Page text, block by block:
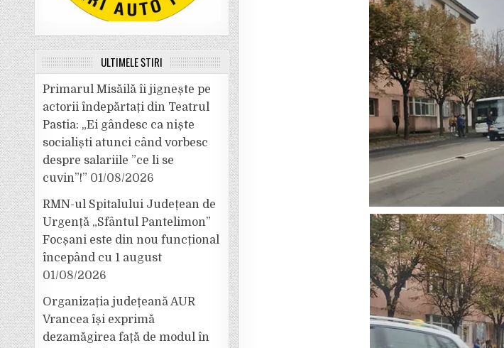
ULTIMELE ȘTIRI
Primarul Misăilă îi jignește pe
actorii îndepărtați din Teatrul
Pastia: „Ei gândesc ca niște
socialiști atunci când vorbesc
despre salariile ”ce li se
cuvin”!” 01/08/2026
RMN-ul Spitalului Județean de
Urgență „Sfântul Pantelimon”
Focșani este din nou funcțional
începând cu 1 august
01/08/2026
Organizația județeană AUR
Vrancea își exprimă
dezamăgirea față de modul în